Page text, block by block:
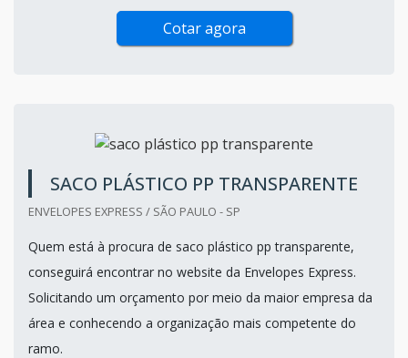
Cotar agora
SACO PLÁSTICO PP TRANSPARENTE
ENVELOPES EXPRESS / SÃO PAULO - SP
Quem está à procura de saco plástico pp transparente,
conseguirá encontrar no website da Envelopes Express.
Solicitando um orçamento por meio da maior empresa da
área e conhecendo a organização mais competente do
ramo.